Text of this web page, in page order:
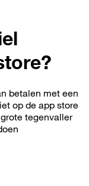
betalen met een
op de app store
tegenvaller